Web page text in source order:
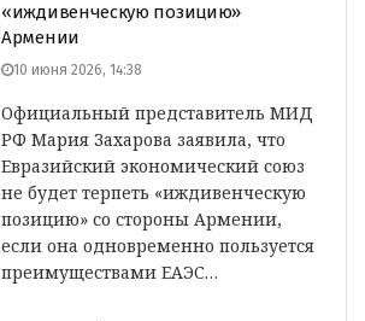
«иждивенческую позицию»
Армении
10 июня 2026, 14:38
Официальный представитель МИД
РФ Мария Захарова заявила, что
Евразийский экономический союз
не будет терпеть «иждивенческую
позицию» со стороны Армении,
если она одновременно пользуется
преимуществами ЕАЭС…